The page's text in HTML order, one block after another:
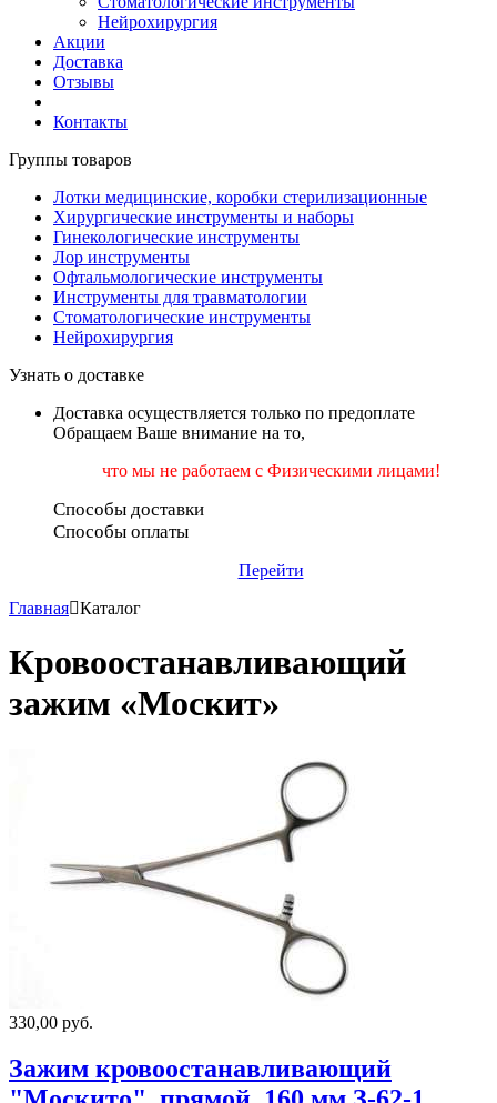
Нейрохирургия
Акции
Доставка
Отзывы
Контакты
Группы товаров
Лотки медицинские, коробки стерилизационные
Хирургические инструменты и наборы
Гинекологические инструменты
Лор инструменты
Офтальмологические инструменты
Инструменты для травматологии
Стоматологические инструменты
Нейрохирургия
Узнать о доставке
Доставка осуществляется только по предоплате
Обращаем Ваше внимание на то,
что мы не работаем с Физическими лицами!
Способы доставки
Способы оплаты
Перейти
Главная Каталог
Кровоостанавливающий
зажим «Москит»
330,00 руб.
Зажим кровоостанавливающий